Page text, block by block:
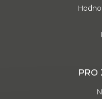
PRO